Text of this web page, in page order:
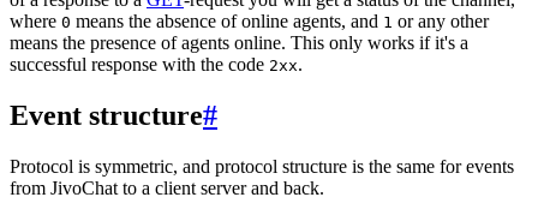
where 0 means the absence of online agents, and 1 or any other
means the presence of agents online. This only works if it's a
successful response with the code 2xx.
Event structure#
Protocol is symmetric, and protocol structure is the same for events
from JivoChat to a client server and back.